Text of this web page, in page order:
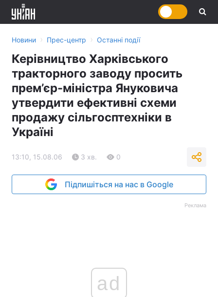
Новини › Прес-центр › Останні події
Керівництво Харківського
тракторного заводу просить
прем’єр-міністра Януковича
утвердити ефективні схеми
продажу сільгосптехніки в
Україні
13:10, 15.08.06 3 хв. 0
Підпишіться на нас в Google
Реклама
ad